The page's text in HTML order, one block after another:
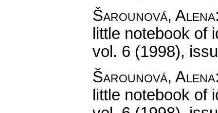
Šarounová, Alena
little notebook of
vol. 6 (1998),
Šarounová, Alena
little notebook of